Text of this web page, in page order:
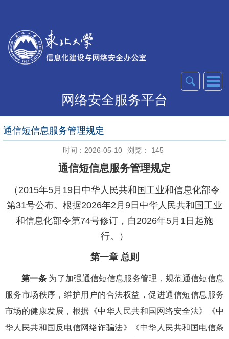
网络安全服务平台
通信短信息服务管理规定
时间：2026-05-10 浏览： 145
通信短信息服务管理规定
（2015年5月19日中华人民共和国工业和信息化部令
第31号公布。根据2026年2月9日中华人民共和国工业
和信息化部令第74号修订，自2026年5月1日起施
行。）
第一章 总则
第一条 为了加强通信短信息服务管理，规范通信短信息
服务市场秩序，维护用户的合法权益，促进通信短信息服务
市场的健康发展，根据《中华人民共和国网络安全法》《中
华人民共和国反电信网络诈骗法》《中华人民共和国电信条